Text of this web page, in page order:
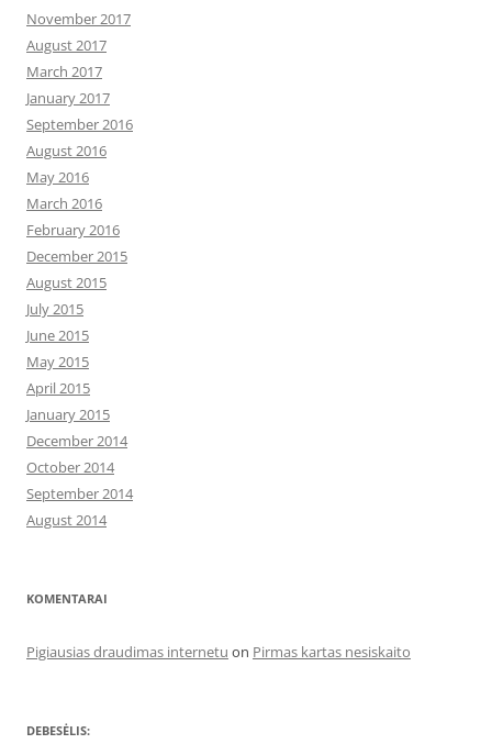
November 2017
August 2017
March 2017
January 2017
September 2016
August 2016
May 2016
March 2016
February 2016
December 2015
August 2015
July 2015
June 2015
May 2015
April 2015
January 2015
December 2014
October 2014
September 2014
August 2014
KOMENTARAI
Pigiausias draudimas internetu on Pirmas kartas nesiskaito
DEBESĖLIS: